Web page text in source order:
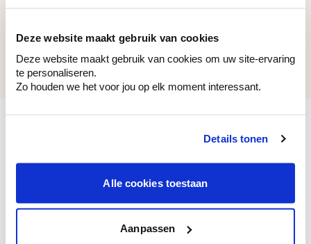
Deze website maakt gebruik van cookies
Deze website maakt gebruik van cookies om uw site-ervaring
te personaliseren.
Zo houden we het voor jou op elk moment interessant.
Details tonen
Alle cookies toestaan
Aanpassen
Grey Plum
Découvrez des échantillons de votre
sélection de couleurs.
Voyez les nuances assorties pour affiner